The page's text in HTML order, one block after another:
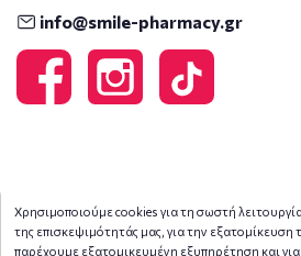
Χρησιμοποιούμε cookies για τη σωστή
της επισκεψιμότητάς μας, για την
παρέχουμε εξατομικευμένη εξυπηρέτηση και για
info@smile-pharmacy.gr